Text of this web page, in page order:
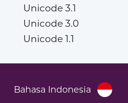
Unicode 3.1
Unicode 3.0
Unicode 1.1
Bahasa Indonesia